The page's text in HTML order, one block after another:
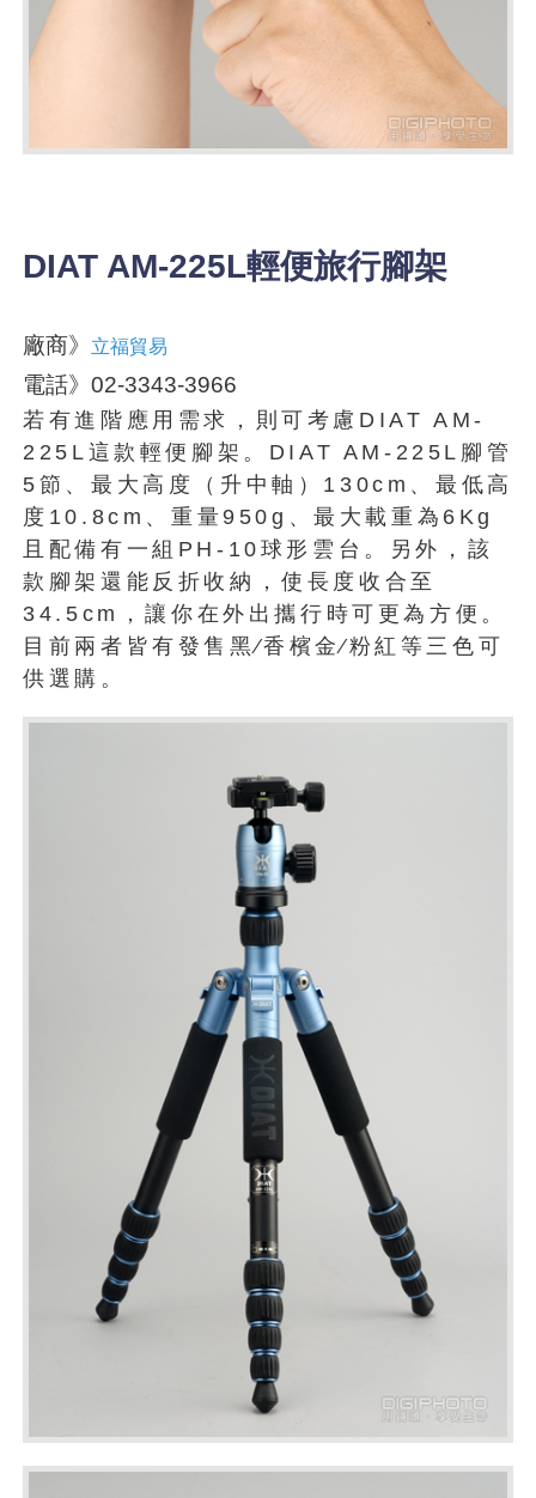
DIAT AM-225L輕便旅行腳架
廠商》 立福貿易
電話》02-3343-3966
若有進階應用需求，則可考慮DIAT AM-
225L這款輕便腳架。DIAT AM-225L腳管
5節、最大高度（升中軸）130cm、最低高
度10.8cm、重量950g、最大載重為6Kg
且配備有一組PH-10球形雲台。另外，該
款腳架還能反折收納，使長度收合至
34.5cm，讓你在外出攜行時可更為方便。
目前兩者皆有發售黑∕香檳金∕粉紅等三色可
供選購。